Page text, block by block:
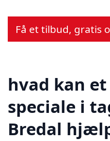
Få et tilbud, gratis
hvad kan
speciale i
Bredal